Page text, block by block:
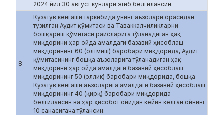
2024 йил 30 август кунлари этиб белгилансин.
8
Кузатув кенгаши таркибида унинг аъзолари орасидан
тузилган Аудит қўмитаси ва Таваккалчиликларни
бошқариш қўмитаси раисларига тўланадиган ҳақ
миқдорини ҳар ойда амалдаги базавий ҳисоблаш
миқдорининг 60 (олтмиш) баробари миқдорида, Аудит
қўмитасининг бошқа аъзоларига тўланадиган ҳақ
миқдорини ҳар ойда амалдаги базавий ҳисоблаш
миқдорининг 50 (эллик) баробари миқдорида, бошқа
Кузатув кенгаши аъзоларига амалдаги базавий ҳисоблаш
миқдорининг 40 (қирқ) баробари миқдорида
белгилансин ва ҳар ҳисобот ойидан кейин келган ойнинг
10 санасигача тўлансин.